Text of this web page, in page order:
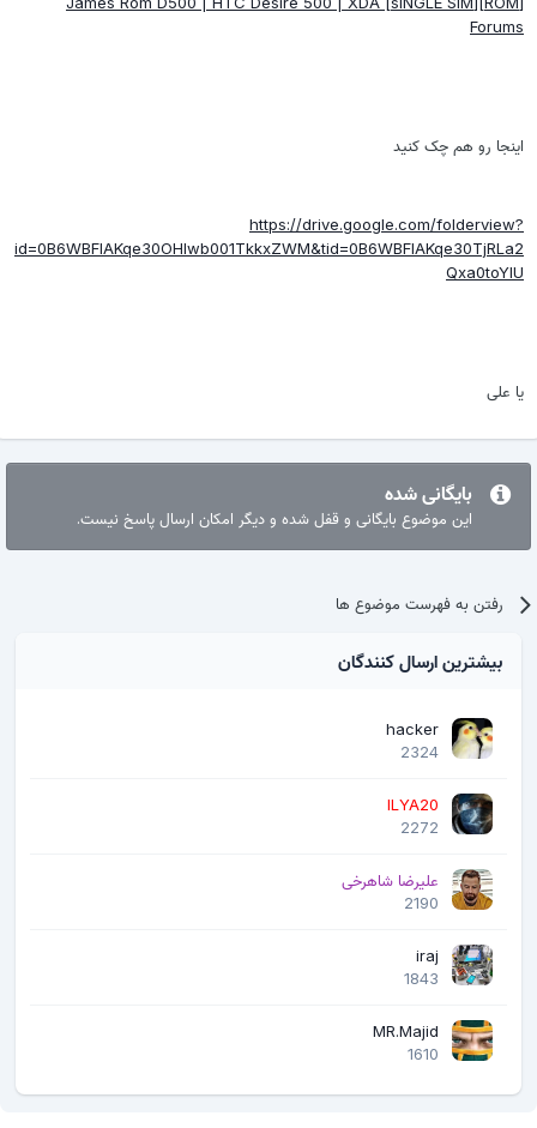
Forums
اینجا رو هم چک کنید
https://drive.google.com/folderview?
id=0B6WBFlAKqe30OHIwb001TkkxZWM&tid=0B6WBFlAKqe30TjRLa2
Qxa0toYlU
یا علی
بایگانی شده
این موضوع بایگانی و قفل شده و دیگر امکان ارسال پاسخ نیست.
رفتن به فهرست موضوع ها
بیشترین ارسال کنندگان
hacker
2324
ILYA20
2272
علیرضا شاهرخی
2190
iraj
1843
MR.Majid
1610